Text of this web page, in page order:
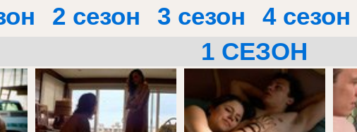
2 сезон 3 сезон 4 сезон
1 СЕЗОН